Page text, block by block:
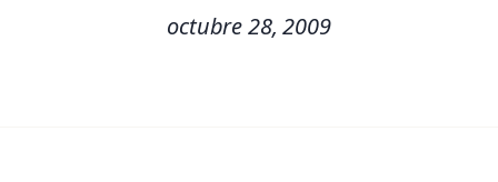
octubre 28, 2009